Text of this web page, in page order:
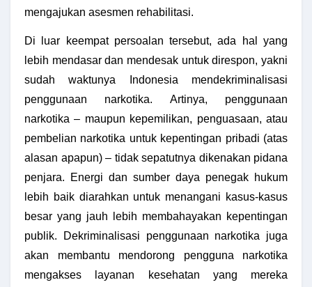
mengajukan asesmen rehabilitasi.
Di luar keempat persoalan tersebut, ada hal yang
lebih mendasar dan mendesak untuk direspon, yakni
sudah waktunya Indonesia mendekriminalisasi
penggunaan narkotika. Artinya, penggunaan
narkotika – maupun kepemilikan, penguasaan, atau
pembelian narkotika untuk kepentingan pribadi (atas
alasan apapun) – tidak sepatutnya dikenakan pidana
penjara. Energi dan sumber daya penegak hukum
lebih baik diarahkan untuk menangani kasus-kasus
besar yang jauh lebih membahayakan kepentingan
publik. Dekriminalisasi penggunaan narkotika juga
akan membantu mendorong pengguna narkotika
mengakses layanan kesehatan yang mereka